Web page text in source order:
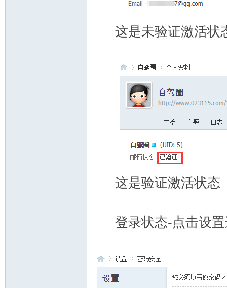
这是未验证激活状
这是验证激活状态
登录状态-点击设置